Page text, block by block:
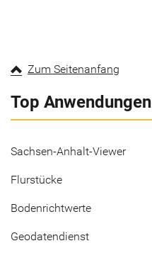
Zum Seitenanfang
Top Anwendungen
Sachsen-Anhalt-Viewer
Flurstücke
Bodenrichtwerte
Geodatendienst